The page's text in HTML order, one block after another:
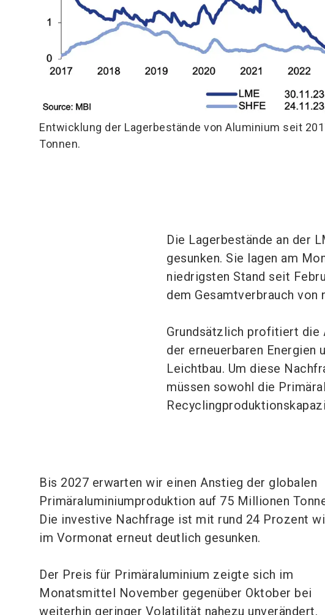
Entwicklung der Lagerbestände von Aluminium seit
Tonnen.
Die Lagerbestände an der
gesunken. Sie lagen am
niedrigsten Stand seit
dem Gesamtverbrauch von
Grundsätzlich profitiert die
der erneuerbaren
Leichtbau. Um diese
müssen sowohl die
Bis 2027 erwarten wir einen Anstieg der globalen
Primäraluminiumproduktion auf 75 Millionen
Die investive Nachfrage ist mit rund 24 Prozent
im Vormonat erneut deutlich gesunken.
Der Preis für Primäraluminium zeigte sich im
Monatsmittel November gegenüber Oktober bei
weiterhin geringer Volatilität nahezu unverändert.